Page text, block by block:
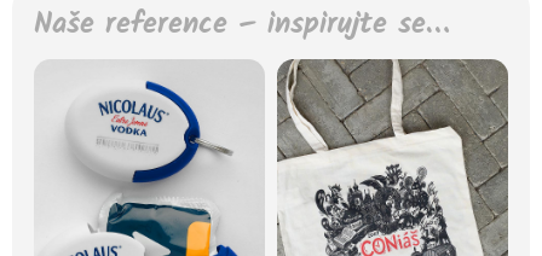
Naše reference – inspirujte se…